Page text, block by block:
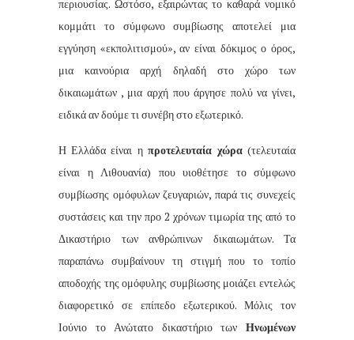
περιουσίας. Ωστόσο, εξαιρώντας το καθαρά νομικό
κομμάτι το σύμφωνο συμβίωσης αποτελεί μια
εγγύηση «εκπολιτισμού», αν είναι δόκιμος ο όρος,
μια καινούρια αρχή δηλαδή στο χώρο των
δικαιωμάτων , μια αρχή που άργησε πολύ να γίνει,
ειδικά αν δούμε τι συνέβη στο εξωτερικό.
Η Ελλάδα είναι η προτελευταία χώρα(τελευταία
είναι η Λιθουανία) που υιοθέτησε το σύμφωνο
συμβίωσης ομόφυλων ζευγαριών, παρά τις συνεχείς
συστάσεις και την προ 2 χρόνων τιμωρία της από το
Δικαστήριο των ανθρώπινων δικαιωμάτων. Τα
παραπάνω συμβαίνουν τη στιγμή που το τοπίο
αποδοχής της ομόφυλης συμβίωσης μοιάζει εντελώς
διαφορετικό σε επίπεδο εξωτερικού. Μόλις τον
Ιούνιο το Ανώτατο δικαστήριο των Ηνωμένων